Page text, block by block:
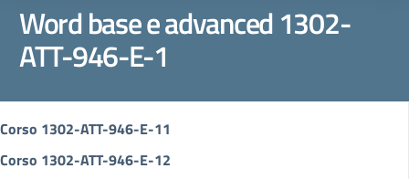
Word base e advanced 1302-
ATT-946-E-1
Corso 1302-ATT-946-E-11
Corso 1302-ATT-946-E-12